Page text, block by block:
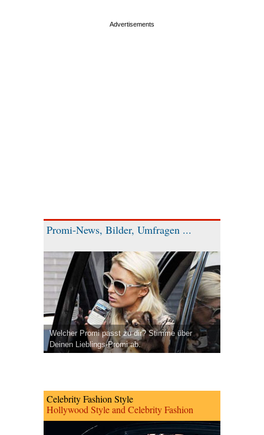
Promi-News, Bilder, Umfragen ...
Welcher Promi passt zu dir? Stimme über
Deinen Lieblings-Promi ab.
Celebrity Fashion Style
Hollywood Style and Celebrity Fashion